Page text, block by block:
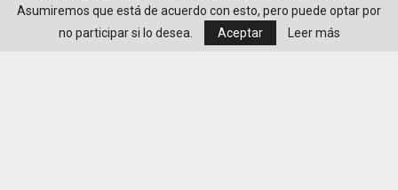
La entrada Mesa 26.2: novedades y mejoras de la pila
gráfica de Linux es original de MuyLinux
Asumiremos que está de acuerdo con esto, pero puede optar por
no participar si lo desea.
Aceptar Leer más